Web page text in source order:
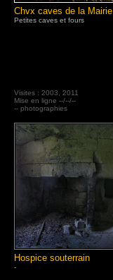
Chvx caves de la Mairie
Petites caves et fours
Hospice souterrain
-
Visites : 2003, 2011
Mise en ligne --/--/--
-- photographies